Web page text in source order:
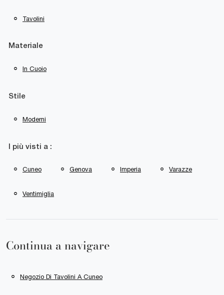
Tavolini
Materiale
In Cuoio
Stile
Moderni
I più visti a :
Cuneo Genova Imperia Varazze
Ventimiglia
Continua a navigare
Negozio Di Tavolini A Cuneo